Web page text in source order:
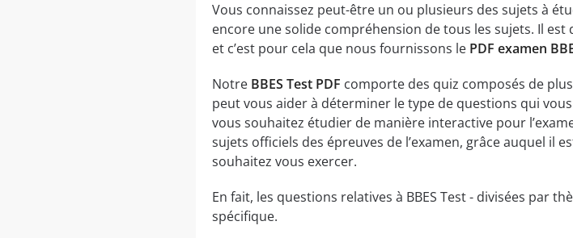
Vous connaissez peut-être un ou plusieurs des sujets à
encore une solide compréhension de tous les sujets. Il
et c’est pour cela que nous fournissons le PDF examen
Notre BBES Test PDF comporte des quiz composés de
peut vous aider à déterminer le type de questions qui
vous souhaitez étudier de manière interactive pour
sujets officiels des épreuves de l’examen, grâce auquel il
souhaitez vous exercer.
En fait, les questions relatives à BBES Test - divisées par
spécifique.